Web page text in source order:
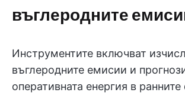
въглеродните
Инструментите включват
въглеродните емисии и
оперативната енергия в ранните